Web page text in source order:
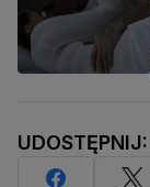
UDOSTĘPNIJ: